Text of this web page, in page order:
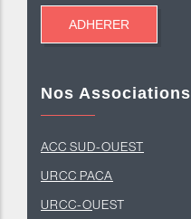
Nos Associations
ACC SUD-OUEST
URCC PACA
URCC-OUEST